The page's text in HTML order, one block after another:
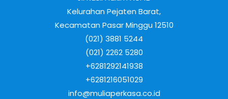
Kelurahan Pejaten Barat,
Kecamatan Pasar Minggu 12510
(021) 3881 5244
(021) 2262 5280
+6281292141938
+6281216051029
info@muliaperkasa.co.id